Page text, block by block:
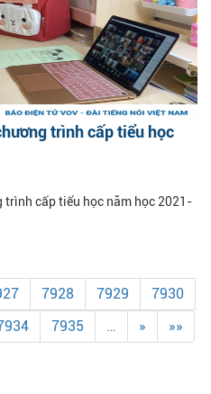
trình cấp tiểu học
trình cấp tiểu học năm học 2021-
7928 7929
7930
7935 … » »»